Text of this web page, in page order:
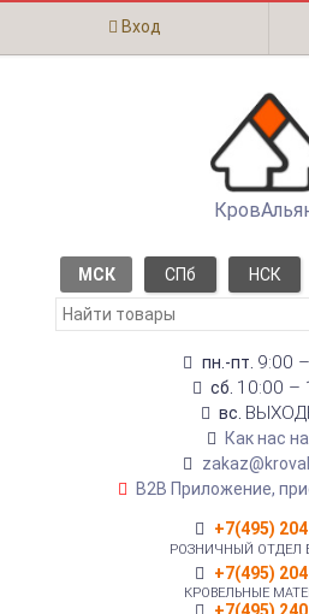
Вход
МСК СПб НСК
пн.-пт. 9:00
сб. 10:00 –
вс.
Как нас
B2B Приложение,
+7(495)
РОЗНИЧНЫЙ ОТДЕЛ
+7(495)
КРОВЕЛЬНЫЕ
+7(495)